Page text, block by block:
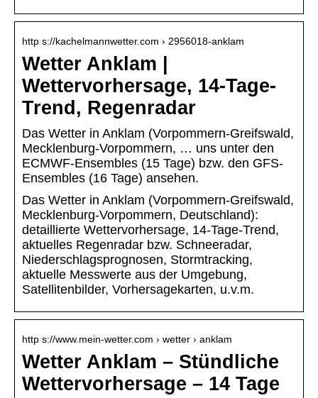
http s://kachelmannwetter.com › 2956018-anklam
Wetter Anklam |
Wettervorhersage, 14-Tage-
Trend, Regenradar
Das Wetter in Anklam (Vorpommern-Greifswald,
Mecklenburg-Vorpommern, … uns unter den
ECMWF-Ensembles (15 Tage) bzw. den GFS-
Ensembles (16 Tage) ansehen.
Das Wetter in Anklam (Vorpommern-Greifswald,
Mecklenburg-Vorpommern, Deutschland):
detaillierte Wettervorhersage, 14-Tage-Trend,
aktuelles Regenradar bzw. Schneeradar,
Niederschlagsprognosen, Stormtracking,
aktuelle Messwerte aus der Umgebung,
Satellitenbilder, Vorhersagekarten, u.v.m.
http s://www.mein-wetter.com › wetter › anklam
Wetter Anklam – Stündliche
Wettervorhersage – 14 Tage